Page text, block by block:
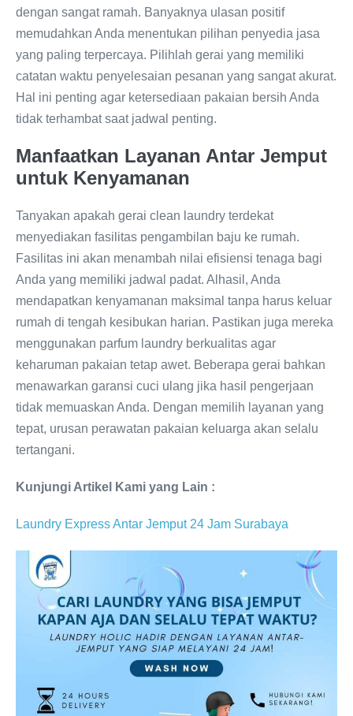
dengan sangat ramah. Banyaknya ulasan positif
memudahkan Anda menentukan pilihan penyedia jasa
yang paling terpercaya. Pilihlah gerai yang memiliki
catatan waktu penyelesaian pesanan yang sangat akurat.
Hal ini penting agar ketersediaan pakaian bersih Anda
tidak terhambat saat jadwal penting.
Manfaatkan Layanan Antar Jemput
untuk Kenyamanan
Tanyakan apakah gerai clean laundry terdekat
menyediakan fasilitas pengambilan baju ke rumah.
Fasilitas ini akan menambah nilai efisiensi tenaga bagi
Anda yang memiliki jadwal padat. Alhasil, Anda
mendapatkan kenyamanan maksimal tanpa harus keluar
rumah di tengah kesibukan harian. Pastikan juga mereka
menggunakan parfum laundry berkualitas agar
keharuman pakaian tetap awet. Beberapa gerai bahkan
menawarkan garansi cuci ulang jika hasil pengerjaan
tidak memuaskan Anda. Dengan memilih layanan yang
tepat, urusan perawatan pakaian keluarga akan selalu
tertangani.
Kunjungi Artikel Kami yang Lain :
Laundry Express Antar Jemput 24 Jam Surabaya